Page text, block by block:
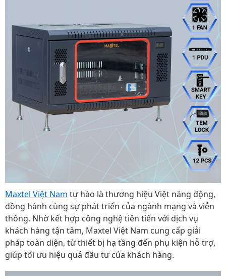
Maxtel Việt Nam tự hào là thương hiệu Việt năng động,
đồng hành cùng sự phát triển của ngành mạng và viễn
thông. Nhờ kết hợp công nghệ tiên tiến với dịch vụ
khách hàng tận tâm, Maxtel Việt Nam cung cấp giải
pháp toàn diện, từ thiết bị hạ tầng đến phụ kiện hỗ trợ,
giúp tối ưu hiệu quả đầu tư của khách hàng.